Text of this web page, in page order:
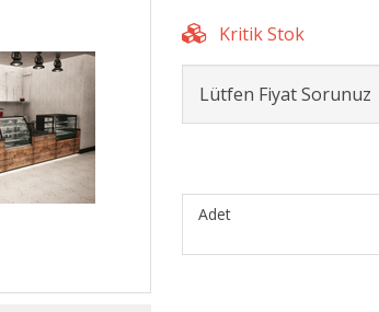
Lütfen Fiyat Sorunuz
Adet